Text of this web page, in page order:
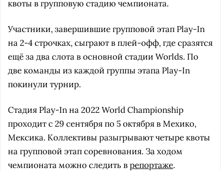
квоты в групповую стадию чемпионата.
Участники, завершившие групповой этап Play-In
на 2-4 строчках, сыграют в плей-офф, где сразятся
ещё за два слота в основной стадии Worlds. По
две команды из каждой группы этапа Play-In
покинули турнир.
Стадия Play-In на 2022 World Championship
проходит с 29 сентября по 5 октября в Мехико,
Мексика. Коллективы разыгрывают четыре квоты
на групповой этап соревнования. За ходом
чемпионата можно следить врепортаже.